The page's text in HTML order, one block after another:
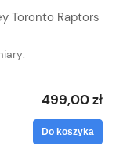
Toronto Raptors
499,00 zł
Do koszyka